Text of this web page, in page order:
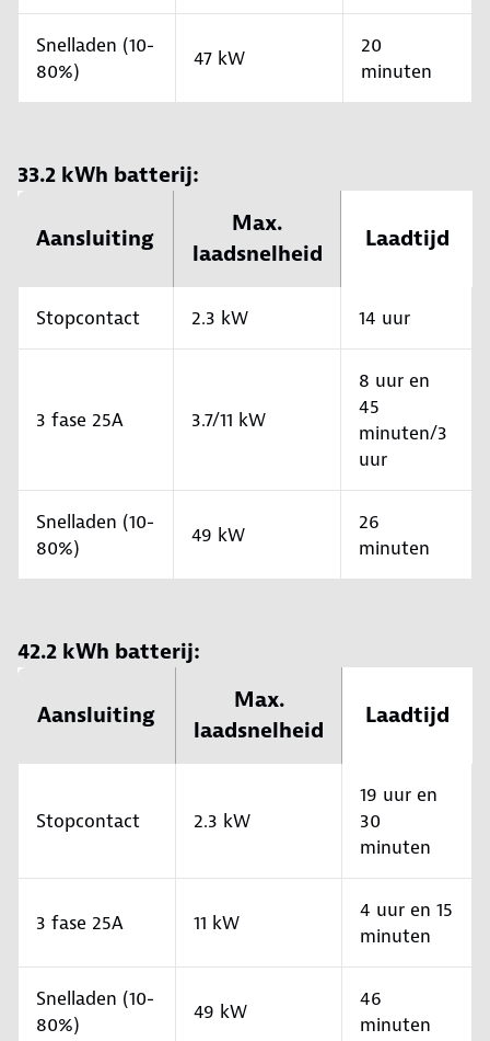
Snelladen (10-
80%)
47 kW
20
minuten
33.2 kWh batterij:
Aansluiting
Max.
laadsnelheid
Laadtijd
Stopcontact 2.3 kW 14 uur
3 fase 25A 3.7/11 kW
8 uur en
45
minuten/3
uur
Snelladen (10-
80%)
49 kW
26
minuten
42.2 kWh batterij:
Aansluiting
Max.
laadsnelheid
Laadtijd
Stopcontact 2.3 kW
19 uur en
30
minuten
3 fase 25A 11 kW
4 uur en 15
minuten
Snelladen (10-
80%)
49 kW
46
minuten